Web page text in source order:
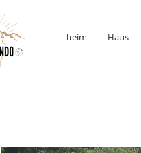
heim Haus